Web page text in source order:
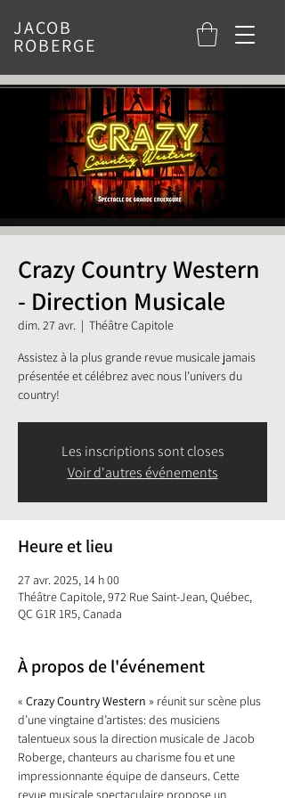
JACOB
ROBERGE
Crazy Country Western
- Direction Musicale
dim. 27 avr.
  |
Théâtre Capitole
Assistez à la plus grande revue musicale jamais
présentée et célébrez avec nous l’univers du
Les inscriptions sont closes
Voir d'autres événements
Heure et lieu
27 avr. 2025, 14 h 00
Théâtre Capitole, 972 Rue Saint-Jean, Québec,
QC G1R 1R5, Canada
À propos de l'événement
« Crazy Country Western » réunit sur scène plus
d’une vingtaine d’artistes: des musiciens
talentueux sous la direction musicale de Jacob
Roberge, chanteurs au charisme fou et une
impressionnante équipe de danseurs. Cette
revue musicale spectaculaire propose un